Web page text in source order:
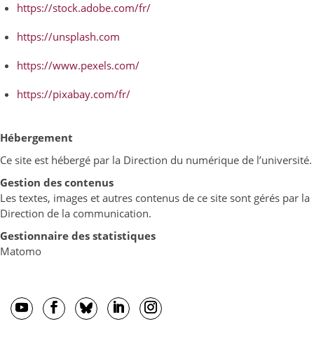
https://stock.adobe.com/fr/
https://unsplash.com
https://www.pexels.com/
https://pixabay.com/fr/
Hébergement
Ce site est hébergé par la Direction du numérique de l’université.
Gestion des contenus
Les textes, images et autres contenus de ce site sont gérés par la
Direction de la communication.
Gestionnaire des statistiques
Matomo